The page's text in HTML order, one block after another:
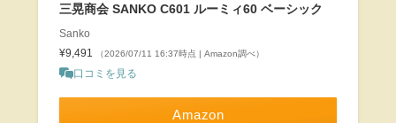
三晃商会 SANKO C601 ルーミィ60 ベーシック
Sanko
¥9,491
（2026/07/11 16:37時点 | Amazon調べ）
口コミを見る
Amazon